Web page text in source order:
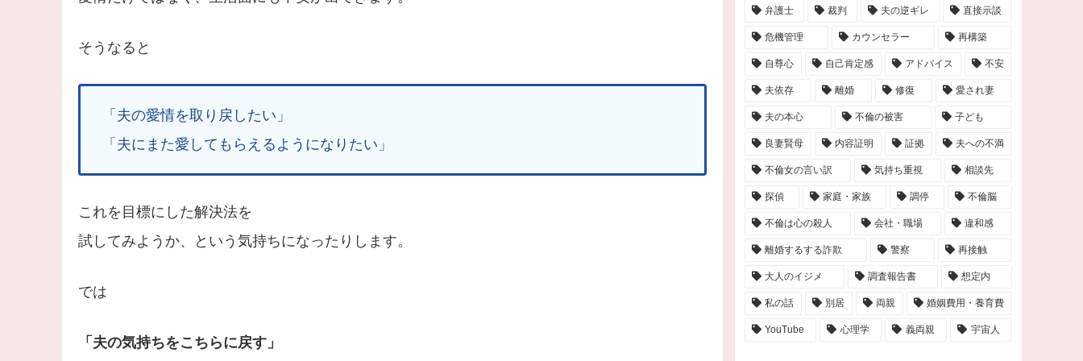
そうなると
「夫の愛情を取り戻したい」
「夫にまた愛してもらえるようになりたい」
これを目標にした解決法を
試してみようか、という気持ちになったりします。
では
「夫の気持ちをこちらに戻す」
弁護士 裁判 夫の逆ギレ 直接示談
危機管理 カウンセラー 再構築
自尊心 自己肯定感 アドバイス 不安
夫依存 離婚 修復 愛され妻
夫の本心 不倫の被害 子ども
良妻賢母 内容証明 証拠 夫への不満
不倫女の言い訳 気持ち重視 相談先
探偵 家庭・家族 調停 不倫脳
不倫は心の殺人 会社・職場 違和感
離婚するする詐欺 警察 再接触
大人のイジメ 調査報告書 想定内
私の話 別居 両親 婚姻費用・養育費
YouTube 心理学 義両親 宇宙人